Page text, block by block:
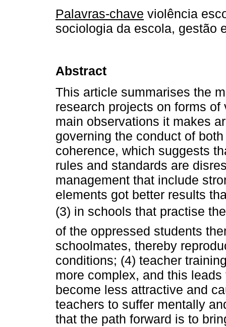
Palavras-chave violência
sociologia da escola, gestão
Abstract
This article summarises the
research projects on forms
main observations it makes
governing the conduct of
coherence, which suggests
rules and standards are
management that include
elements got better results
(3) in schools that practise
of the oppressed students
schoolmates, thereby
conditions; (4) teacher
more complex, and this
become less attractive and
teachers to suffer mentally
that the path forward is to